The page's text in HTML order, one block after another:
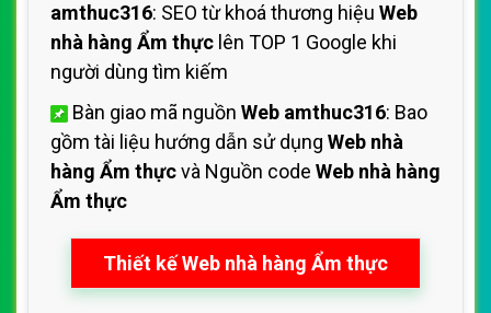
amthuc316: SEO từ khoá thương hiệu Web
nhà hàng Ẩm thực lên TOP 1 Google khi
người dùng tìm kiếm
Bàn giao mã nguồn Web amthuc316: Bao
gồm tài liệu hướng dẫn sử dụng Web nhà
hàng Ẩm thựcvà Nguồn code Web nhà hàng
Ẩm thực
Thiết kế Web nhà hàng Ẩm thực